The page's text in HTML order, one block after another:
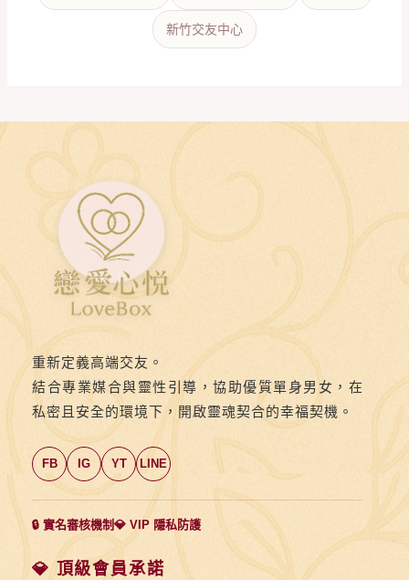
新竹交友中心
重新定義高端交友。
結合專業媒合與靈性引導，協助優質單身男女，在
私密且安全的環境下，開啟靈魂契合的幸福契機。
FB IG YT LINE
🔒 實名審核機制💎 VIP 隱私防護
💎 頂級會員承諾